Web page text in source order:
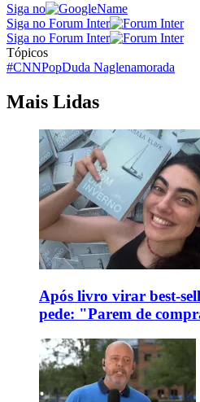
Siga no
Siga no Forum Inter
Siga no Forum Inter
Tópicos
#CNNPopDuda Naglenamorada
Mais Lidas
Após livro virar best-
pede: "Parem de